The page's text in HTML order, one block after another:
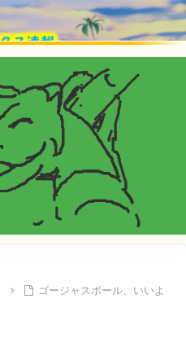
ゴージャスボール、いいよ